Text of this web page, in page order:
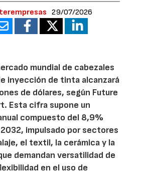
29/07/2026
mundial de cabezales
inyección de tinta alcanzará
de dólares, según Future
Esta cifra supone un
compuesto del 8,9%
impulsado por sectores
el textil, la cerámica y la
demandan versatilidad de
en el uso de